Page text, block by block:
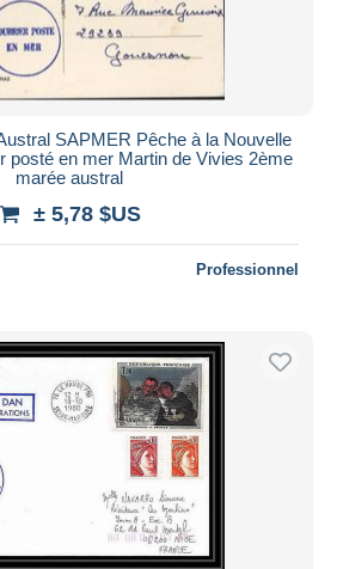
SAPMER Pêche à la Nouvelle
posté en mer Martin de Vivies 2ème
marée austral
± 5,78 $US
Professionnel